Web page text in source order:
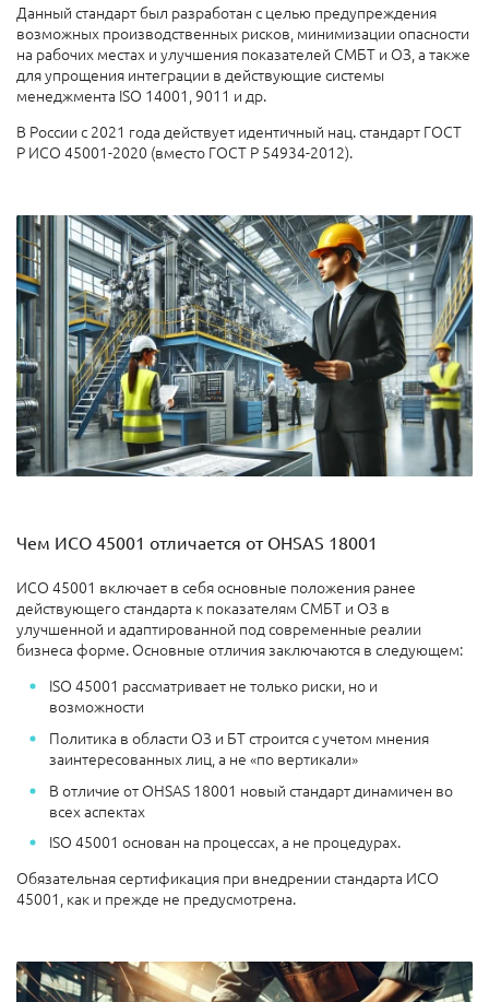
Данный стандарт был разработан с целью предупреждения
возможных производственных рисков, минимизации опасности
на рабочих местах и улучшения показателей СМБТ и ОЗ, а также
для упрощения интеграции в действующие системы
менеджмента ISO 14001, 9011 и др.
В России с 2021 года действует идентичный нац. стандарт ГОСТ
Р ИСО 45001-2020 (вместо ГОСТ Р 54934-2012).
Чем ИСО 45001 отличается от OHSAS 18001
ИСО 45001 включает в себя основные положения ранее
действующего стандарта к показателям СМБТ и ОЗ в
улучшенной и адаптированной под современные реалии
бизнеса форме. Основные отличия заключаются в следующем:
ISO 45001 рассматривает не только риски, но и
возможности
Политика в области ОЗ и БТ строится с учетом мнения
заинтересованных лиц, а не «по вертикали»
В отличие от OHSAS 18001 новый стандарт динамичен во
всех аспектах
ISO 45001 основан на процессах, а не процедурах.
Обязательная сертификация при внедрении стандарта ИСО
45001, как и прежде не предусмотрена.